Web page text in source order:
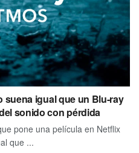
suena igual que un Blu-ray
sonido con pérdida
pone una película en Netflix
que ...